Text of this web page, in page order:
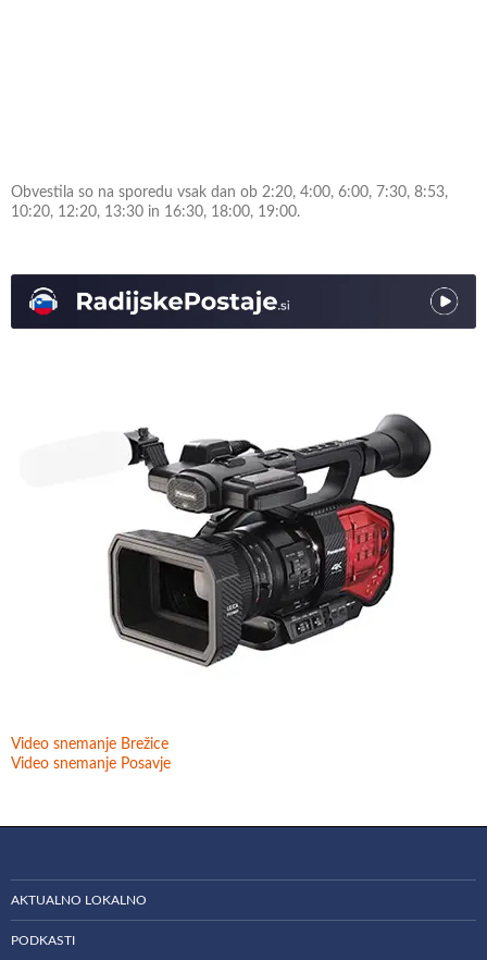
Obvestila so na sporedu vsak dan ob 2:20, 4:00, 6:00, 7:30, 8:53,
10:20, 12:20, 13:30 in 16:30, 18:00, 19:00.
Video snemanje Brežice
Video snemanje Posavje
AKTUALNO LOKALNO
PODKASTI